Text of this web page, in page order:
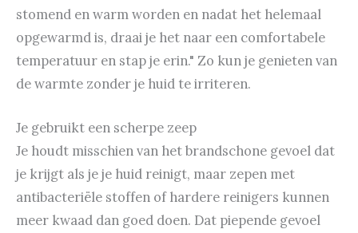
stomend en warm worden en nadat het helemaal
opgewarmd is, draai je het naar een comfortabele
temperatuur en stap je erin." Zo kun je genieten van
de warmte zonder je huid te irriteren.
Je gebruikt een scherpe zeep
Je houdt misschien van het brandschone gevoel dat
je krijgt als je je huid reinigt, maar zepen met
antibacteriële stoffen of hardere reinigers kunnen
meer kwaad dan goed doen. Dat piepende gevoel